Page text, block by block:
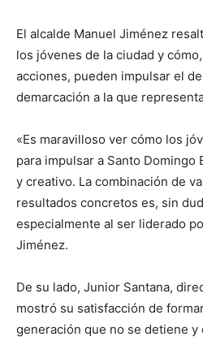
El alcalde Manuel Jiménez
los jóvenes de la ciudad y
acciones, pueden impulsar el
demarcación a la que
«Es maravilloso ver cómo los
para impulsar a Santo Domingo
y creativo. La combinación de
resultados concretos es, sin
especialmente al ser liderado
Jiménez.
De su lado, Junior Santana,
mostró su satisfacción de
generación que no se detiene y